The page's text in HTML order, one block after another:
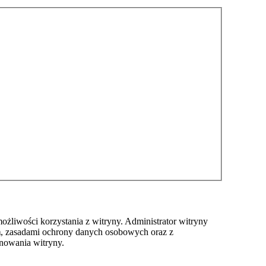
korzystania z witryny. Administrator witryny
ochrony danych osobowych oraz z
witryny.